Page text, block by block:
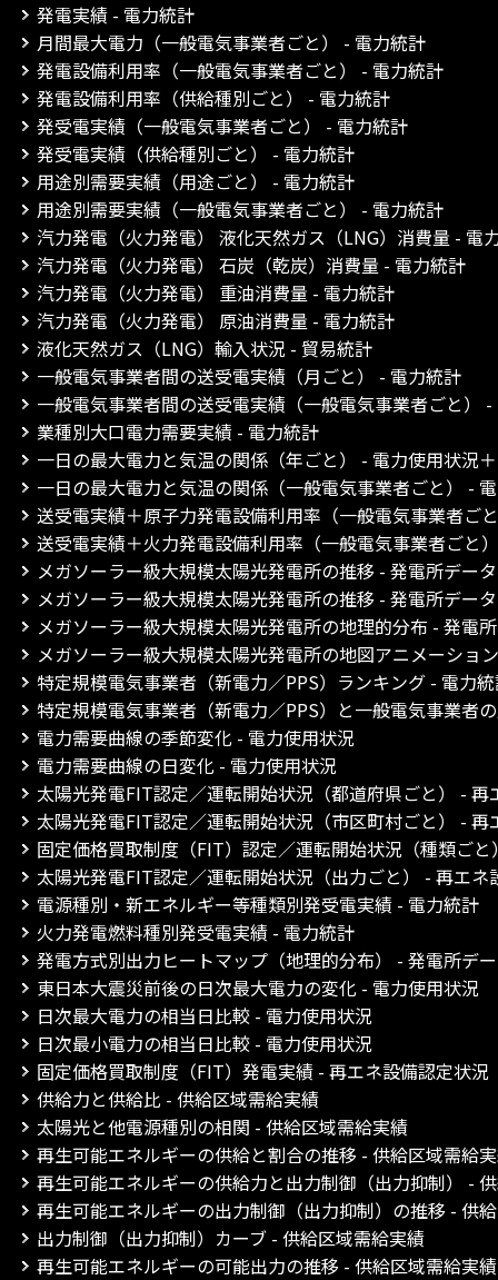
発電実績 - 電力統計
月間最大電力（一般電気事業者ごと） - 電力統計
発電設備利用率（一般電気事業者ごと） - 電力統計
発電設備利用率（供給種別ごと） - 電力統計
発受電実績（一般電気事業者ごと） - 電力統計
発受電実績（供給種別ごと） - 電力統計
用途別需要実績（用途ごと） - 電力統計
用途別需要実績（一般電気事業者ごと） - 電力統計
汽力発電（火力発電） 液化天然ガス（LNG）消費量 - 電
汽力発電（火力発電） 石炭（乾炭）消費量 - 電力統計
汽力発電（火力発電） 重油消費量 - 電力統計
汽力発電（火力発電） 原油消費量 - 電力統計
液化天然ガス（LNG）輸入状況 - 貿易統計
一般電気事業者間の送受電実績（月ごと） - 電力統計
一般電気事業者間の送受電実績（一般電気事業者ごと）
業種別大口電力需要実績 - 電力統計
一日の最大電力と気温の関係（年ごと） - 電力使用状況
一日の最大電力と気温の関係（一般電気事業者ごと） -
送受電実績＋原子力発電設備利用率（一般電気事業者ご
送受電実績＋火力発電設備利用率（一般電気事業者ごと
メガソーラー級大規模太陽光発電所の推移 - 発電所デー
メガソーラー級大規模太陽光発電所の推移 - 発電所デー
メガソーラー級大規模太陽光発電所の地理的分布 - 発電
メガソーラー級大規模太陽光発電所の地図アニメーショ
特定規模電気事業者（新電力／PPS）ランキング - 電力
特定規模電気事業者（新電力／PPS）と一般電気事業者
電力需要曲線の季節変化 - 電力使用状況
電力需要曲線の日変化 - 電力使用状況
太陽光発電FIT認定／運転開始状況（都道府県ごと） - 再
太陽光発電FIT認定／運転開始状況（市区町村ごと） - 再
固定価格買取制度（FIT）認定／運転開始状況（種類ご
太陽光発電FIT認定／運転開始状況（出力ごと） - 再エネ
電源種別・新エネルギー等種類別発受電実績 - 電力統計
火力発電燃料種別発受電実績 - 電力統計
発電方式別出力ヒートマップ（地理的分布） - 発電所デ
東日本大震災前後の日次最大電力の変化 - 電力使用状況
日次最大電力の相当日比較 - 電力使用状況
日次最小電力の相当日比較 - 電力使用状況
固定価格買取制度（FIT）発電実績 - 再エネ設備認定状況
供給力と供給比 - 供給区域需給実績
太陽光と他電源種別の相関 - 供給区域需給実績
再生可能エネルギーの供給と割合の推移 - 供給区域需給
再生可能エネルギーの供給力と出力制御（出力抑制） -
再生可能エネルギーの出力制御（出力抑制）の推移 - 供
出力制御（出力抑制）カーブ - 供給区域需給実績
再生可能エネルギーの可能出力の推移 - 供給区域需給実績